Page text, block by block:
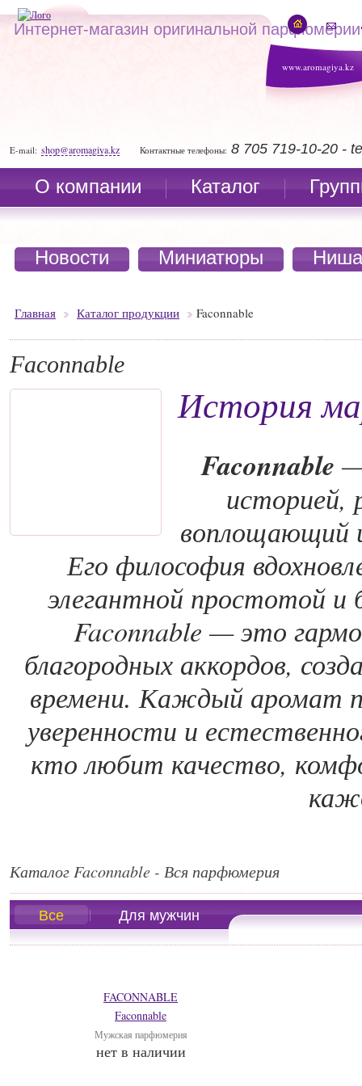
www.aromagiya.kz
Интернет-магазин оригинальной парфюмерии
E-mail: shop@aromagiya.kz Контактные телефоны: 8 705 719-10-20 -
О компании Каталог
Новости Миниатюры
Главная Каталог продукции Faconnable
Faconnable
История
Faconnable
историей,
воплощающий
Его философия
элегантной простотой и
Faconnable — это
благородных аккордов,
времени. Каждый аромат
уверенности и
кто любит качество,
Каталог Faconnable - Вся парфюмерия
Все Для мужчин
FACONNABLE
Faconnable
Мужская парфюмерия
нет в наличии